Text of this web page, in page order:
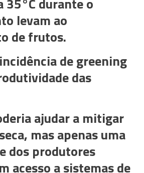
levam ao
de frutos.
de greening
das
ajudar a mitigar
mas apenas uma
dos produtores
acesso a sistemas de